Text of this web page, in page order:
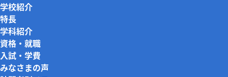
学校紹介
特長
学科紹介
資格・就職
入試・学費
みなさまの声